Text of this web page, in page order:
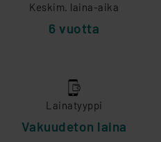
Keskim. laina-aika
6 vuotta
Lainatyyppi
Vakuudeton laina